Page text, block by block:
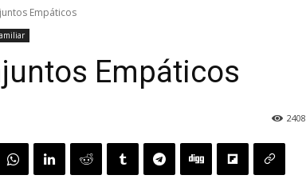
Empáticos
Empáticos
2408